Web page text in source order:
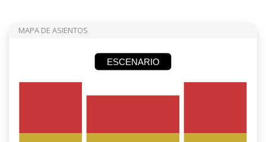
MAPA DE ASIENTOS
ESCENARIO